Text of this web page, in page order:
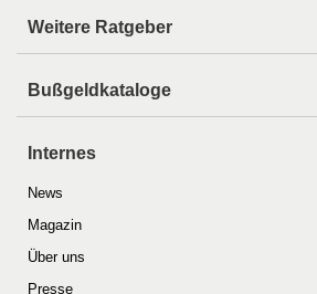
Weitere Ratgeber
Bußgeldkataloge
Internes
News
Magazin
Über uns
Presse